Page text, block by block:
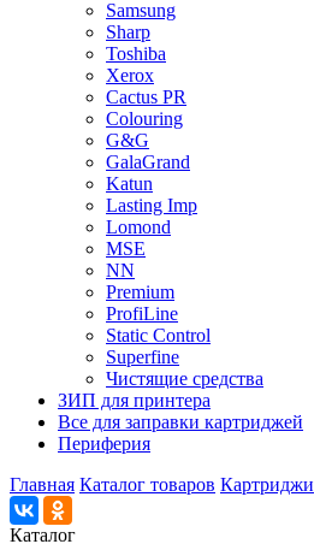
Samsung
Sharp
Toshiba
Xerox
Cactus PR
Colouring
G&G
GalaGrand
Katun
Lasting Imp
Lomond
MSE
NN
Premium
ProfiLine
Static Control
Superfine
Чистящие средства
ЗИП для принтера
Все для заправки картриджей
Периферия
Главная Каталог товаров Картриджи
Каталог